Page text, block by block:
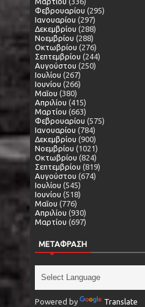
Φεβρουαρίου (295)
Ιανουαρίου (297)
Δεκεμβρίου (288)
Νοεμβρίου (288)
Οκτωβρίου (276)
Σεπτεμβρίου (244)
Αυγούστου (250)
Ιουλίου (267)
Ιουνίου (266)
Μαΐου (380)
Απριλίου (415)
Μαρτίου (663)
Φεβρουαρίου (575)
Ιανουαρίου (784)
Δεκεμβρίου (900)
Νοεμβρίου (1021)
Οκτωβρίου (824)
Σεπτεμβρίου (819)
Αυγούστου (674)
Ιουλίου (545)
Ιουνίου (518)
Μαΐου (776)
Απριλίου (930)
Μαρτίου (697)
ΜΕΤΑΦΡΑΣΗ
Powered by Translate